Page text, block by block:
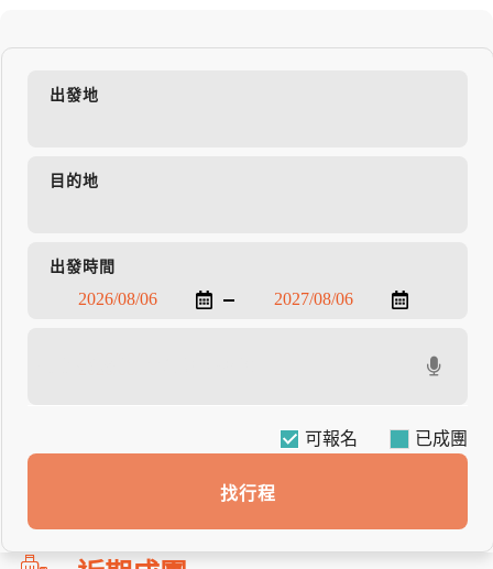
出發地
目的地
出發時間
可報名
找行程